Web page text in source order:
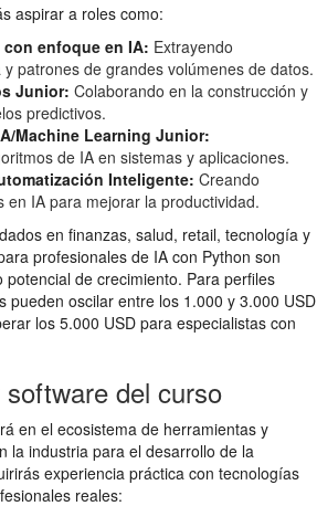
aspirar a roles como:
enfoque en IA: Extrayendo
patrones de grandes volúmenes de datos.
Junior: Colaborando en la construcción y
predictivos.
Machine Learning Junior:
de IA en sistemas y aplicaciones.
Inteligente: Creando
en IA para mejorar la productividad.
en finanzas, salud, retail, tecnología y
profesionales de IA con Python son
de crecimiento. Para perfiles
pueden oscilar entre los 1.000 y 3.000 USD
los 5.000 USD para especialistas con
del curso
en el ecosistema de herramientas y
la industria para el desarrollo de la
experiencia práctica con tecnologías
reales: